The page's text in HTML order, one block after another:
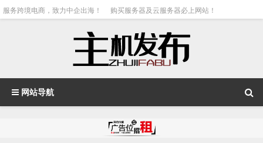
服务跨境电商，致力中企出海！ 购买服务器及云服务器必上网站！
网站导航